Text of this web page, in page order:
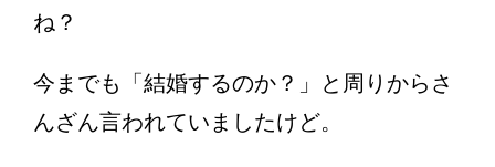
ね？
今までも「結婚するのか？」と周りからさ
んざん言われていましたけど。